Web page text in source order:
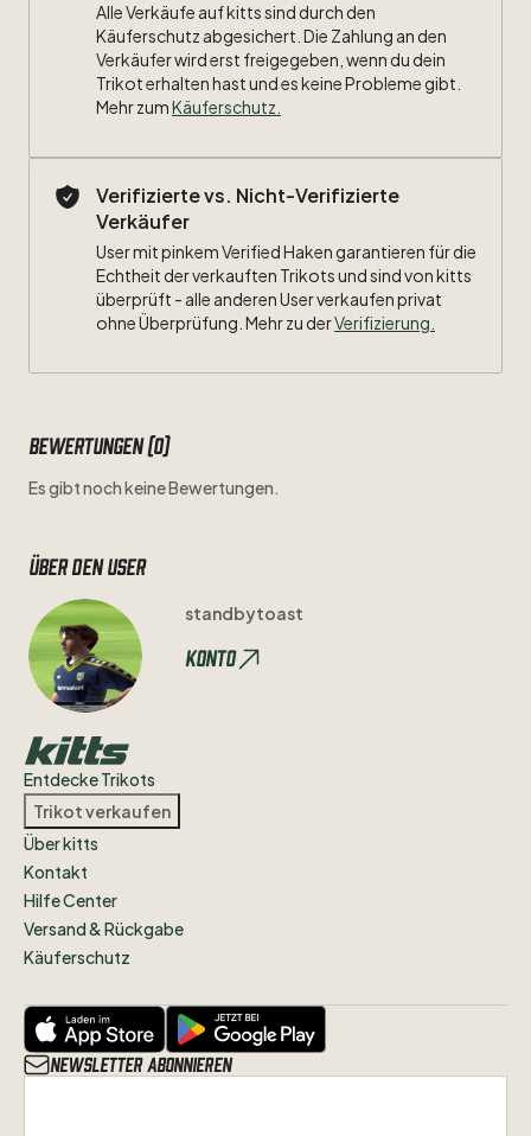
Alle Verkäufe auf kitts sind durch den
Käuferschutz abgesichert. Die Zahlung an den
Verkäufer wird erst freigegeben, wenn du dein
Trikot erhalten hast und es keine Probleme gibt.
Mehr zumKäuferschutz
Verifizierte vs. Nicht-Verifizierte
Verkäufer
User mit pinkem Verified Haken garantieren für die
Echtheit der verkauften Trikots und sind von kitts
überprüft - alle anderen User verkaufen privat
ohne Überprüfung. Mehr zu derVerifizierung.
Bewertungen (0)
Es gibt noch keine Bewertungen.
Über den user
standbytoast
Konto
Entdecke Trikots
Trikot verkaufen
Über kitts
Kontakt
Hilfe Center
Versand & Rückgabe
Käuferschutz
Newsletter abonnieren